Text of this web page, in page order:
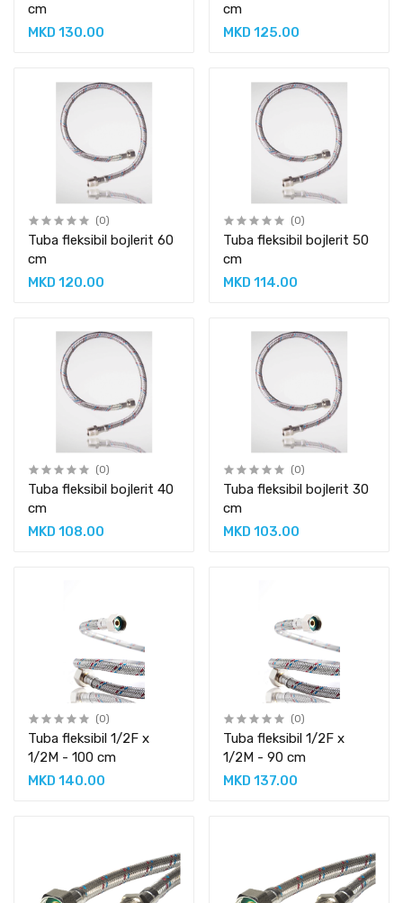
cm
MKD 130.00
cm
MKD 125.00
(0)
Tuba fleksibil bojlerit 60
cm
MKD 120.00
(0)
Tuba fleksibil bojlerit 50
cm
MKD 114.00
(0)
Tuba fleksibil bojlerit 40
cm
MKD 108.00
(0)
Tuba fleksibil bojlerit 30
cm
MKD 103.00
(0)
Tuba fleksibil 1/2F x
1/2M - 100 cm
MKD 140.00
(0)
Tuba fleksibil 1/2F x
1/2M - 90 cm
MKD 137.00